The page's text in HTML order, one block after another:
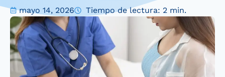
mayo 14, 2026 Tiempo de lectura: 2 min.